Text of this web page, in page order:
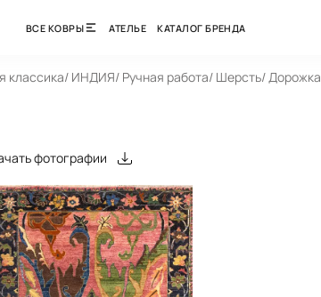
ВСЕ КОВРЫ АТЕЛЬЕ КАТАЛОГ БРЕНДА
классика/ ИНДИЯ/ Ручная работа/ Шерсть/ Дорожка
фотографии